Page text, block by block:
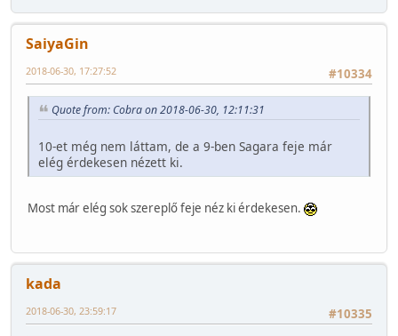
SaiyaGin
#10334
2018-06-30, 17:27:52
Quote from: Cobra on 2018-06-30, 12:11:31
10-et még nem láttam, de a 9-ben Sagara feje már
elég érdekesen nézett ki.
Most már elég sok szereplő feje néz ki érdekesen.
kada
#10335
2018-06-30, 23:59:17